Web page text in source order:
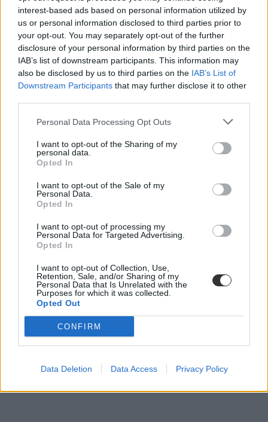
interest-based ads based on personal information utilized by
us or personal information disclosed to third parties prior to
your opt-out. You may separately opt-out of the further
disclosure of your personal information by third parties on the
IAB’s list of downstream participants. This information may
also be disclosed by us to third parties on the IAB’s List of
Downstream Participants that may further disclose it to other
Personal Data Processing Opt Outs
I want to opt-out of the Sharing of my
personal data.
Opted In
I want to opt-out of the Sale of my
Personal Data.
Opted In
I want to opt-out of processing my
Personal Data for Targeted Advertising.
Opted In
I want to opt-out of Collection, Use,
Retention, Sale, and/or Sharing of my
Personal Data that Is Unrelated with the
Purposes for which it was collected.
Opted Out
CONFIRM
Data Deletion Data Access Privacy Policy
keresztféléves felvételi
ügyintézési időszak
hiánypótlási időszak